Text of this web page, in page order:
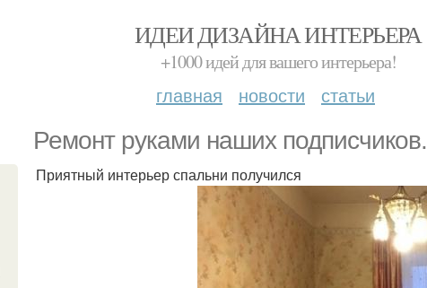
ИДЕИ ДИЗАЙНА ИНТЕРЬЕРА
+1000 идей для вашего интерьера!
главная новости статьи
Ремонт руками наших подписчиков.
Приятный интерьер спальни получился